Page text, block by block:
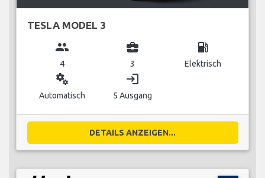
TESLA MODEL 3
group
4
business_center
3
local_gas_station
Elektrisch
miscellaneous_services
Automatisch
login
5 Ausgang
DETAILS ANZEIGEN...